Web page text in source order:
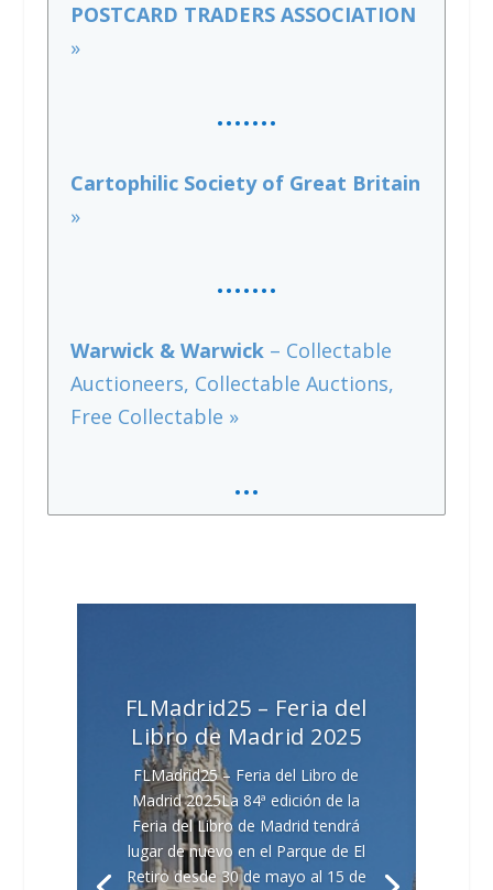
POSTCARD TRADERS ASSOCIATION
»
…….
Cartophilic Society of Great Britain
»
…….
Warwick & Warwick– Collectable
Auctioneers, Collectable Auctions,
Free Collectable »
…
FLMadrid25 – Feria del
Libro de Madrid 2025
FLMadrid25 – Feria del Libro de
Madrid 2025La 84ª edición de la
Feria del Libro de Madrid tendrá
lugar de nuevo en el Parque de El
Retiro desde 30 de mayo al 15 de